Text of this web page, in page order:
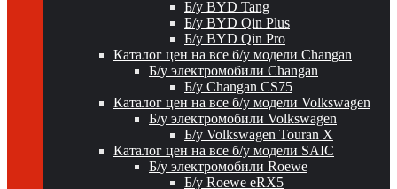
Б/у BYD Tang
Б/у BYD Qin Plus
Б/у BYD Qin Pro
Каталог цен на все б/у модели Changan
Б/у электромобили Changan
Б/у Changan CS75
Каталог цен на все б/у модели Volkswagen
Б/у электромобили Volkswagen
Б/у Volkswagen Touran X
Каталог цен на все б/у модели SAIC
Б/у электромобили Roewe
Б/у Roewe eRX5